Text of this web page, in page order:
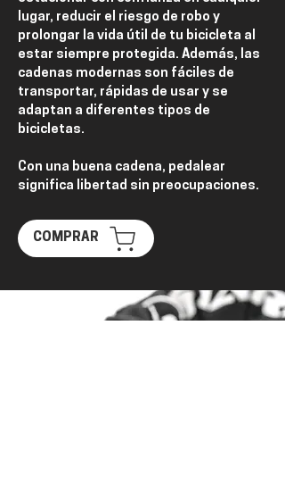
lugar, reducir el riesgo de robo y
prolongar la vida útil de tu bicicleta al
estar siempre protegida. Además, las
cadenas modernas son fáciles de
transportar, rápidas de usar y se
adaptan a diferentes tipos de
bicicletas.
Con una buena cadena, pedalear
significa libertad sin preocupaciones.
COMPRAR